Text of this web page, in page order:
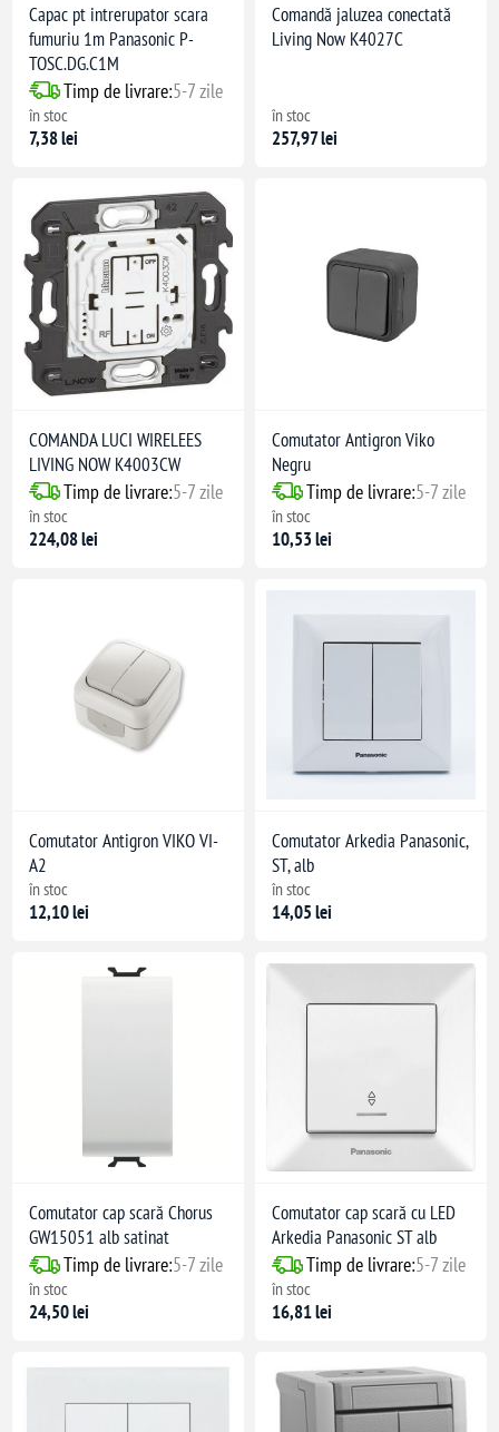
2.5 mm²
fir împletit)
fir multifilar
Capac pt intrerupator scara
fumuriu 1m Panasonic P-
TOSC.DG.C1M
Timp de livrare:5-7 zile
în stoc
7,38 lei
Comandă jaluzea conectată
Living Now K4027C
în stoc
257,97 lei
COMANDA LUCI WIRELEES
LIVING NOW K4003CW
Timp de livrare:5-7 zile
în stoc
224,08 lei
Comutator Antigron Viko
Negru
Timp de livrare:5-7 zile
în stoc
10,53 lei
Comutator Antigron VIKO VI-
A2
în stoc
12,10 lei
Comutator Arkedia Panasonic,
ST, alb
în stoc
14,05 lei
Comutator cap scară Chorus
GW15051 alb satinat
Timp de livrare:5-7 zile
în stoc
24,50 lei
Comutator cap scară cu LED
Arkedia Panasonic ST alb
Timp de livrare:5-7 zile
în stoc
16,81 lei